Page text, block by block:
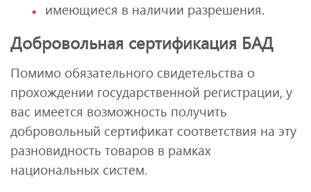
имеющиеся в наличии разрешения.
Добровольная сертификация БАД
Помимо обязательного свидетельства о
прохождении государственной регистрации, у
вас имеется возможность получить
добровольный сертификат соответствия на эту
разновидность товаров в рамках
национальных систем.